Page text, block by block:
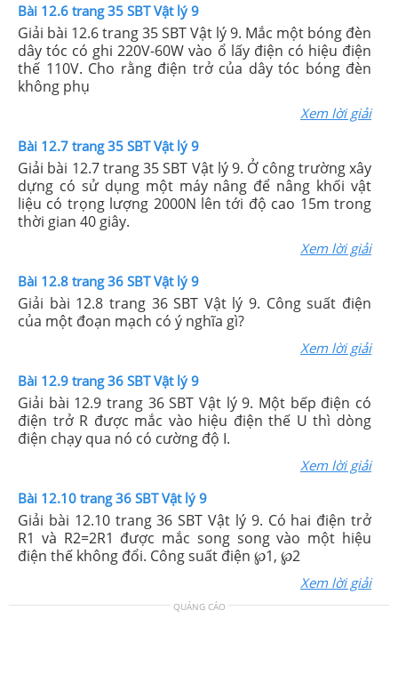
Bài 12.6 trang 35 SBT Vật lý 9
Giải bài 12.6 trang 35 SBT Vật lý 9. Mắc một bóng đèn
dây tóc có ghi 220V-60W vào ổ lấy điện có hiệu điện
thế 110V. Cho rằng điện trở của dây tóc bóng đèn
không phụ
Xem lời giải
Bài 12.7 trang 35 SBT Vật lý 9
Giải bài 12.7 trang 35 SBT Vật lý 9. Ở công trường xây
dựng có sử dụng một máy nâng để nâng khối vật
liệu có trọng lượng 2000N lên tới độ cao 15m trong
thời gian 40 giây.
Xem lời giải
Bài 12.8 trang 36 SBT Vật lý 9
Giải bài 12.8 trang 36 SBT Vật lý 9. Công suất điện
của một đoạn mạch có ý nghĩa gì?
Xem lời giải
Bài 12.9 trang 36 SBT Vật lý 9
Giải bài 12.9 trang 36 SBT Vật lý 9. Một bếp điện có
điện trở R được mắc vào hiệu điện thế U thì dòng
điện chạy qua nó có cường độ I.
Xem lời giải
Bài 12.10 trang 36 SBT Vật lý 9
Giải bài 12.10 trang 36 SBT Vật lý 9. Có hai điện trở
R1 và R2=2R1 được mắc song song vào một hiệu
điện thế không đổi. Công suất điện ℘1, ℘2
Xem lời giải
QUẢNG CÁO